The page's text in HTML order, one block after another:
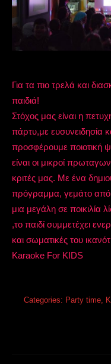
Για τα πιο τρελά και
παιδιά!
Στόχος μας είναι η
πάρτυ,με ευσυνειδησία
προσφέρουμε ποιοτική
είναι οι μικροί
κριτές μας. Με ένα
πρόγραμμα, γεμάτο από
μια μεγάλη σε ποικιλία
,το παιδί συμμετέχει
και σωματικές του
Karaoke For KIDS
Categories: Party time,